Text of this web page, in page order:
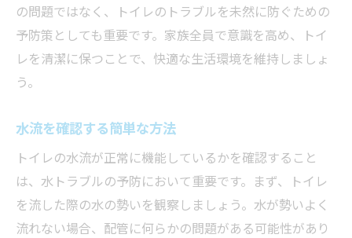
の問題ではなく、トイレのトラブルを未然に防ぐための
予防策としても重要です。家族全員で意識を高め、トイ
レを清潔に保つことで、快適な生活環境を維持しましょ
う。
水流を確認する簡単な方法
トイレの水流が正常に機能しているかを確認すること
は、水トラブルの予防において重要です。まず、トイレ
を流した際の水の勢いを観察しましょう。水が勢いよく
流れない場合、配管に何らかの問題がある可能性があり